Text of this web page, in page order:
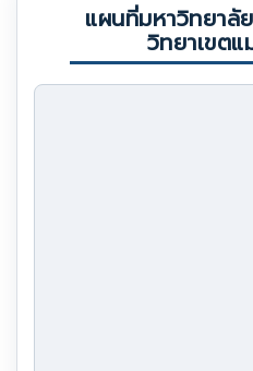
แผนที่มหาวิทยาลั
วิทยาเขต